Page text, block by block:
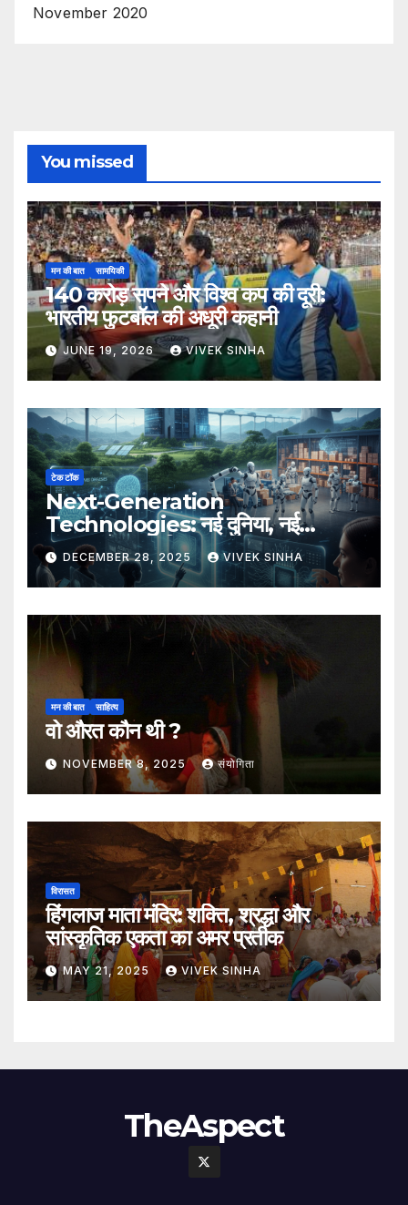
November 2020
You missed
मन की बात सामयिकी
140 करोड़ सपने और विश्व कप की दूरी:
भारतीय फुटबॉल की अधूरी कहानी
JUNE 19, 2026 VIVEK SINHA
टेक टॉक
Next-Generation
Technologies: नई दुनिया, नई
संभावनाएँ, नया भविष्य
DECEMBER 28, 2025 VIVEK SINHA
मन की बात साहित्य
वो औरत कौन थी ?
NOVEMBER 8, 2025 संयोगिता
विरासत
हिंगलाज माता मंदिर: शक्ति, श्रद्धा और
सांस्कृतिक एकता का अमर प्रतीक
MAY 21, 2025 VIVEK SINHA
TheAspect